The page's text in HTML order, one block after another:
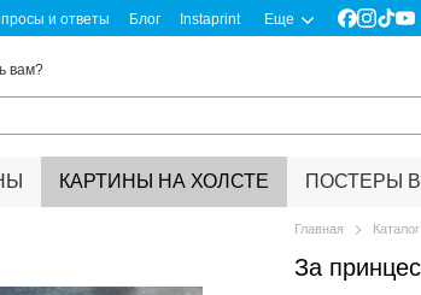
и ответы Блог Instaprint Еще
вам?
КАРТИНЫ НА ХОЛСТЕ ПОСТЕРЫ
Главная Каталог
За